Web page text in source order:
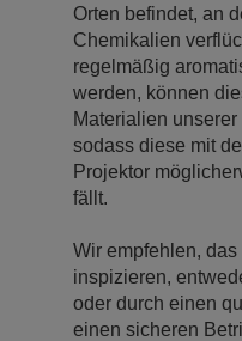
Orten befindet, an
Chemikalien
regelmäßig
werden, können
Materialien
sodass diese mit
Projektor
fällt.
Wir empfehlen,
inspizieren,
oder durch einen
einen sicheren